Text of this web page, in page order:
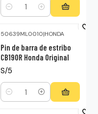
Cantidad
50639ML0010|HONDA
Pin de barra de estribo
CB190R Honda Original
S/5
Cantidad